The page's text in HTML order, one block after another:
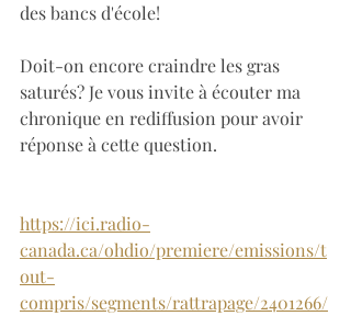
des bancs d'école!
Doit-on encore craindre les gras
saturés? Je vous invite à écouter ma
chronique en rediffusion pour avoir
réponse à cette question.
https://ici.radio-
canada.ca/ohdio/premiere/emissions/t
out-
compris/segments/rattrapage/2401266/